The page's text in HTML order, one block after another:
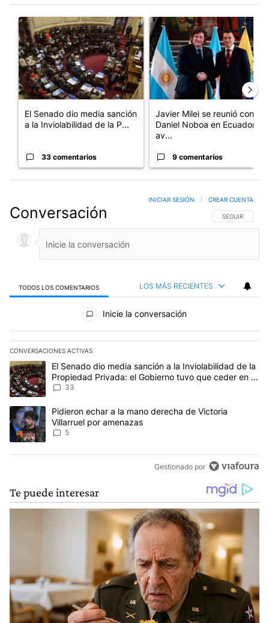
Un artículo de tendencia con el título "El Senado dio media
El Senado dio media sanción
a la Inviolabilidad de la P...
33 comentarios
Un artículo de tendencia con
Javier Milei se reunió con
Daniel Noboa en Ecuador y
av...
9 comentarios
Conversación SIGA ESTA
SEGUIR
INICIAR SESIÓN CREAR CUENTA
TODOS LOS COMENTARIOS LOS MÁS RECIENTES
Todos los comentarios
Inicie la conversación
CONVERSACIONES ACTIVAS
Este listado muestra los artículos con más comentarios en los
Un artículo de tendencia con el título "El Senado dio media
El Senado dio media sanción a la Inviolabilidad de la
Propiedad Privada: el Gobierno tuvo que ceder en la
Ley del Manejo del Fuego
33
Un artículo de tendencia con el título "Pidieron echar a la mano
Pidieron echar a la mano derecha de Victoria
Villarruel por amenazas
5
Gestionado por